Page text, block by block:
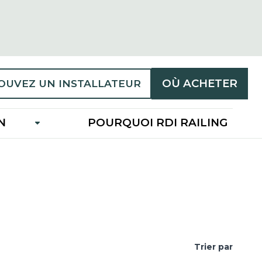
UN INSTALLATEUR OÙ ACHETER
POURQUOI RDI RAILING
Trier par